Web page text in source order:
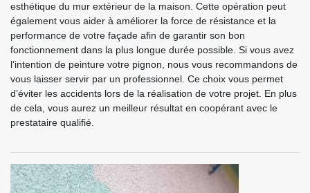
esthétique du mur extérieur de la maison. Cette opération peut
également vous aider à améliorer la force de résistance et la
performance de votre façade afin de garantir son bon
fonctionnement dans la plus longue durée possible. Si vous avez
l’intention de peinture votre pignon, nous vous recommandons de
vous laisser servir par un professionnel. Ce choix vous permet
d’éviter les accidents lors de la réalisation de votre projet. En plus
de cela, vous aurez un meilleur résultat en coopérant avec le
prestataire qualifié.